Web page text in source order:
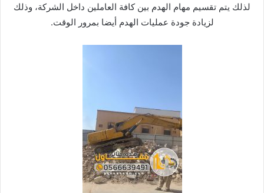
لذلك يتم تقسيم مهام الهدم بين كافة العاملين داخل الشركة، وذلك
لزيادة جودة عمليات الهدم أيضا بمرور الوقت.